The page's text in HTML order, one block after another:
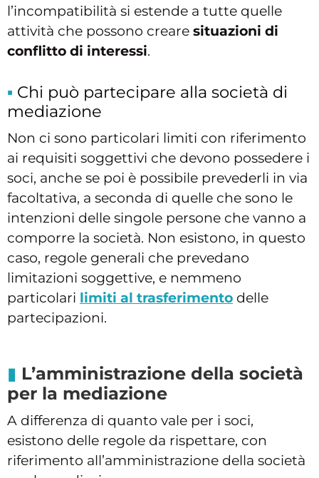
l’incompatibilità si estende a tutte quelle
attività che possono creare situazioni di
conflitto di interessi.
Chi può partecipare alla società di
mediazione
Non ci sono particolari limiti con riferimento
ai requisiti soggettivi che devono possedere i
soci, anche se poi è possibile prevederli in via
facoltativa, a seconda di quelle che sono le
intenzioni delle singole persone che vanno a
comporre la società. Non esistono, in questo
caso, regole generali che prevedano
limitazioni soggettive, e nemmeno
particolari limiti al trasferimento delle
partecipazioni.
L’amministrazione della società
per la mediazione
A differenza di quanto vale per i soci,
esistono delle regole da rispettare, con
riferimento all’amministrazione della società